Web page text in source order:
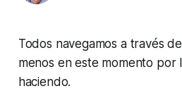
Todos navegamos a través
menos en este momento por
haciendo.